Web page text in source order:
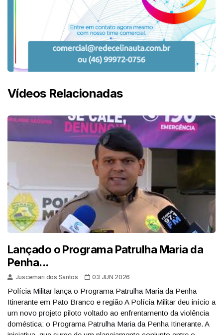
Vídeos Relacionadas
Lançado o Programa Patrulha Maria da
Penha...
Juscemari dos Santos 03 JUN 2026
Polícia Militar lança o Programa Patrulha Maria da Penha
Itinerante em Pato Branco e região A Polícia Militar deu início a
um novo projeto piloto voltado ao enfrentamento da violência
doméstica: o Programa Patrulha Maria da Penha Itinerante. A